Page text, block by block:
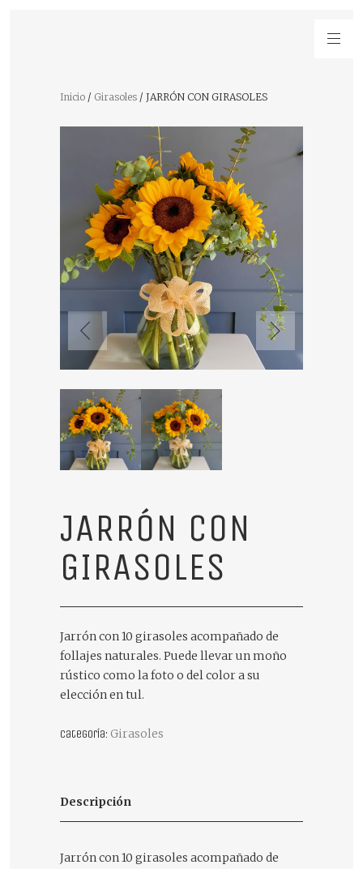
Inicio / Girasoles / JARRÓN CON GIRASOLES
JARRÓN CON
GIRASOLES
Jarrón con 10 girasoles acompañado de
follajes naturales. Puede llevar un moño
rústico como la foto o del color a su
elección en tul.
Categoría: Girasoles
Descripción
Jarrón con 10 girasoles acompañado de